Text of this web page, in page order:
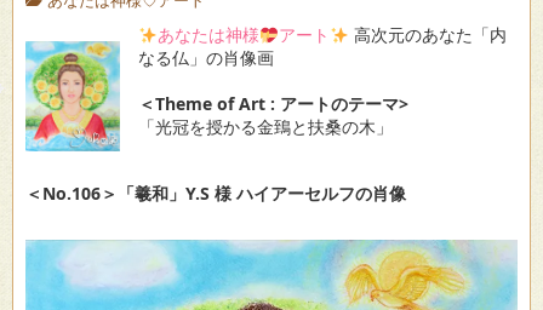
あなたは神様 アート
高次元のあなた「内
なる仏」の肖像画
＜Theme of Art : アートのテーマ>
「光冠を授かる金鵄と扶桑の木」
＜No.106＞「羲和」Y.S 様 ハイアーセルフの肖像